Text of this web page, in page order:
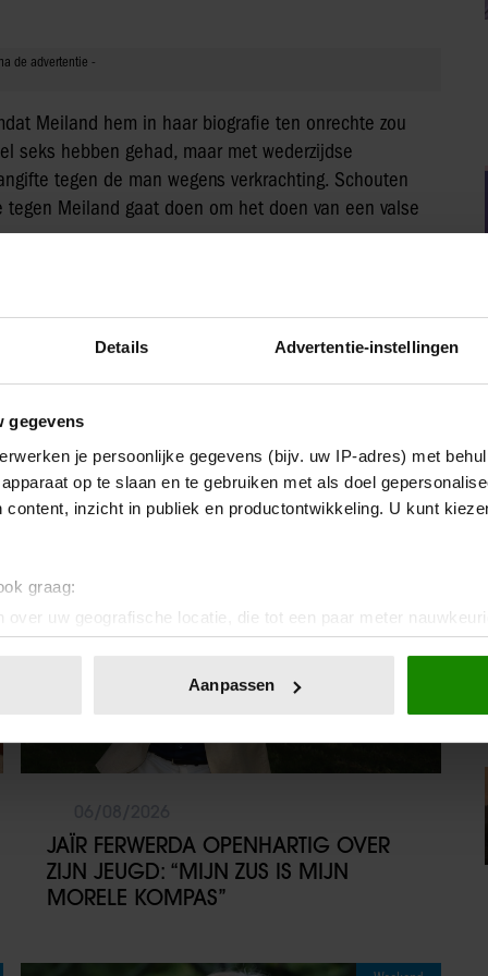
Details Advertentie-instellingen
gegevens
je persoonlijke gegevens (bijv. uw IP-adres) met
op te slaan en te gebruiken met als doel
content, inzicht in publiek en productontwikkeling. U kunt
graag:
over uw geografische locatie, die tot een paar meter
door het actief te scannen op specifieke eigenschappen
of intrekken in de Cookieverklaring.
en advertenties te personaliseren, om functies voor
Ook delen we informatie over uw gebruik van onze site met
Deze partners kunnen deze gegevens combineren met
op basis van uw gebruik van hun services. U gaat
Aanpassen
Meiland hem in haar biografie ten onrechte zou
seks hebben gehad, maar met wederzijdse
tegen de man wegens verkrachting. Schouten
Meiland gaat doen om het doen van een valse
Party
JAÏR FERWERDA OPENHARTIG OVER
ZIJN JEUGD: “MIJN ZUS IS MIJN
MORELE KOMPAS”